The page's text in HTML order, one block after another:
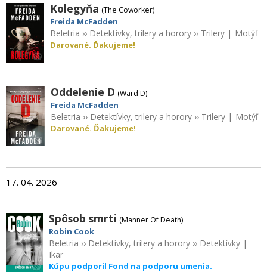
Kolegyňa (The Coworker)
Freida McFadden
Beletria ›› Detektívky, trilery a horory ›› Trilery | Motýľ
Darované. Ďakujeme!
Oddelenie D (Ward D)
Freida McFadden
Beletria ›› Detektívky, trilery a horory ›› Trilery | Motýľ
Darované. Ďakujeme!
17. 04. 2026
Spôsob smrti (Manner Of Death)
Robin Cook
Beletria ›› Detektívky, trilery a horory ›› Detektívky |
Ikar
Kúpu podporil Fond na podporu umenia.